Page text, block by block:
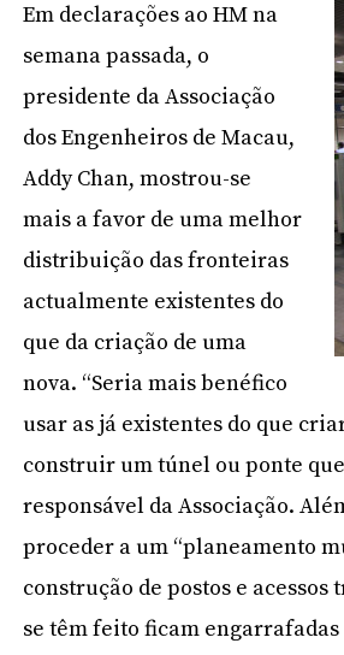
Em declarações ao HM na
semana passada, o
presidente da Associação
dos Engenheiros de Macau,
Addy Chan, mostrou-se
mais a favor de uma melhor
distribuição das fronteiras
actualmente existentes do
que da criação de uma
nova. “Seria mais benéfico
usar as já existentes do que
construir um túnel ou ponte
responsável da Associação.
proceder a um “planeamento
construção de postos e
se têm feito ficam